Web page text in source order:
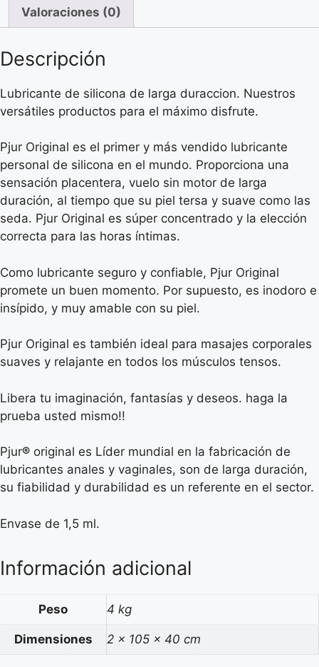
Valoraciones (0)
Descripción
Lubricante de silicona de larga duraccion. Nuestros
versátiles productos para el máximo disfrute.
Pjur Original es el primer y más vendido lubricante
personal de silicona en el mundo. Proporciona una
sensación placentera, vuelo sin motor de larga
duración, al tiempo que su piel tersa y suave como las
seda. Pjur Original es súper concentrado y la elección
correcta para las horas íntimas.
Como lubricante seguro y confiable, Pjur Original
promete un buen momento. Por supuesto, es inodoro e
insípido, y muy amable con su piel.
Pjur Original es también ideal para masajes corporales
suaves y relajante en todos los músculos tensos.
Libera tu imaginación, fantasías y deseos. haga la
prueba usted mismo!!
Pjur® original es Líder mundial en la fabricación de
lubricantes anales y vaginales, son de larga duración,
su fiabilidad y durabilidad es un referente en el sector.
Envase de 1,5 ml.
Información adicional
Peso 4 kg
Dimensiones 2 × 105 × 40 cm